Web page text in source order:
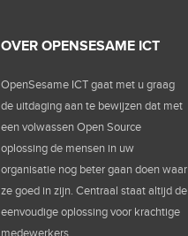
OVER OPENSESAME ICT
OpenSesame ICT gaat met u graag
de uitdaging aan te bewijzen dat met
een volwassen Open Source
oplossing de mensen in uw
organisatie nog beter gaan doen waar
ze goed in zijn. Centraal staat altijd de
eenvoudige oplossing voor krachtige
medewerkers.